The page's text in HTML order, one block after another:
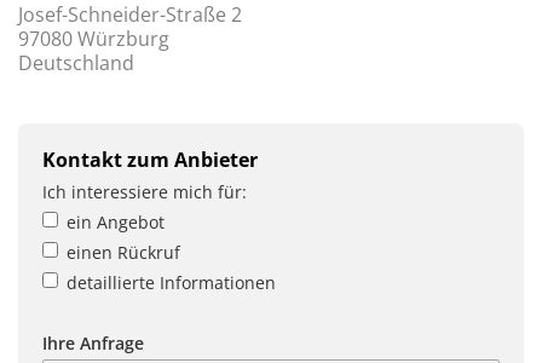
Josef-Schneider-Straße 2
97080 Würzburg
Deutschland
Kontakt zum Anbieter
Ich interessiere mich für:
ein Angebot
einen Rückruf
detaillierte Informationen
Ihre Anfrage